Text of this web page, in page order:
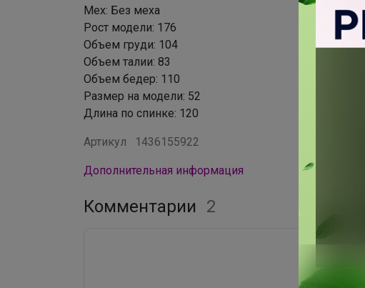
Мех: Без меха
Рост модели: 176
Объем груди: 104
Объем талии: 83
Объем бедер: 110
Размер на модели: 52
Длина по спинке: 120
Артикул 1436155922
Дополнительная информация
Комментарии 2